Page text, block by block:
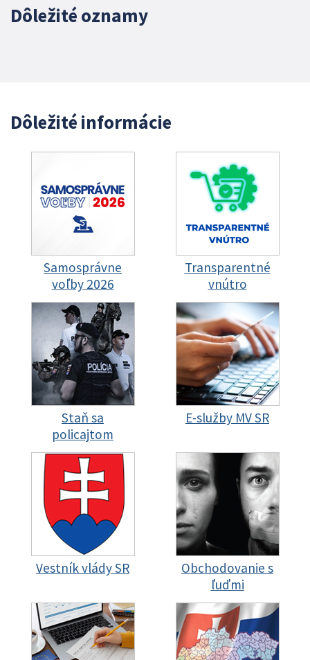
Dôležité oznamy
Dôležité informácie
Samosprávne
voľby 2026
Transparentné
vnútro
Staň sa
policajtom
E-služby MV SR
Vestník vlády SR
Obchodovanie s
ľuďmi